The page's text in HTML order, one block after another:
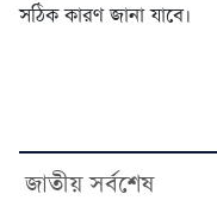
সঠিক কারণ জানা যাবে।
জাতীয় সর্বশেষ